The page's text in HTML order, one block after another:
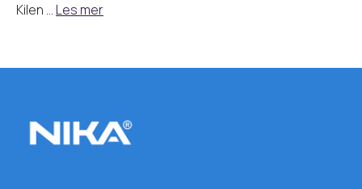
Kilen … Les mer